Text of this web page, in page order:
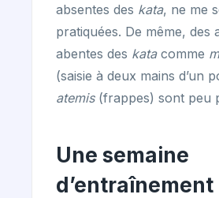
absentes des kata, ne me
pratiquées. De même, des
abentes des katacomme
(saisie à deux mains d’un
atemis(frappes) sont peu
Une semaine
d’entraînement